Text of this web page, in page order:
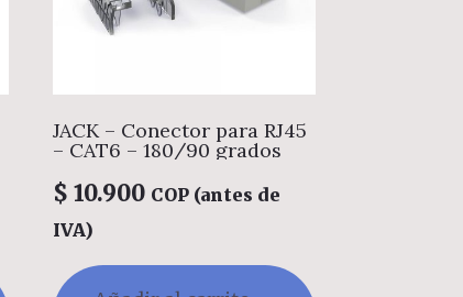
JACK – Conector para RJ45
– CAT6 – 180/90 grados
$ 10.900 COP (antes de
IVA)